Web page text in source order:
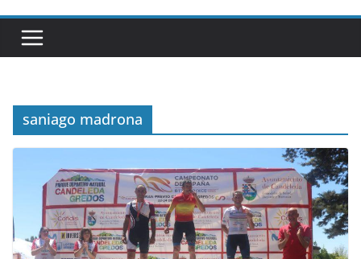
saniago madrona